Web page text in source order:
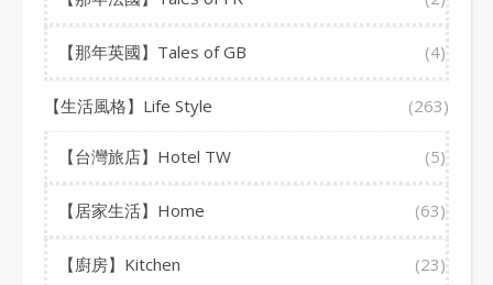
【那年英國】Tales of GB (4)
【生活風格】Life Style (263)
【台灣旅店】Hotel TW (5)
【居家生活】Home (63)
【廚房】Kitchen (23)